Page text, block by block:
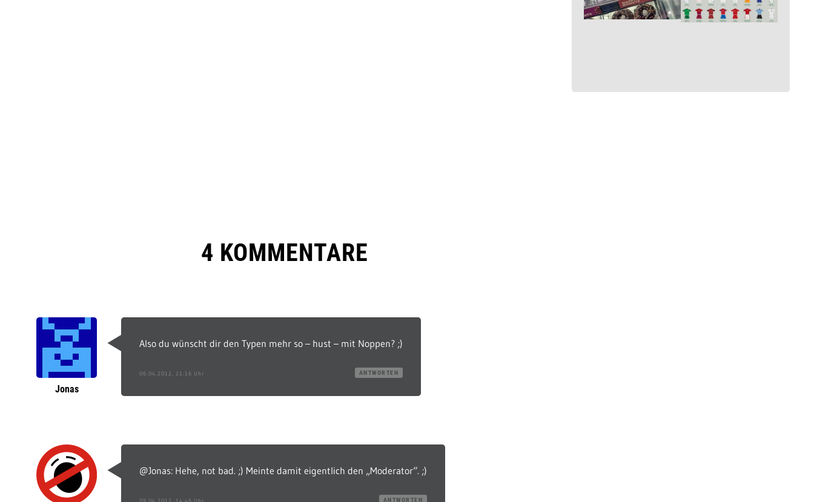
4 KOMMENTARE
Jonas
Also du wünscht dir den Typen mehr so – hust – mit Noppen? ;)
06.04.2012, 21:16 Uhr ANTWORTEN
@Jonas: Hehe, not bad. ;) Meinte damit eigentlich den „Moderator“. ;)
09.04.2012, 14:46 Uhr ANTWORTEN